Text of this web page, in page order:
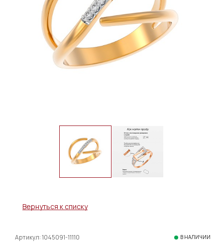
Вернуться к списку
Артикул: 1045091-11110 В НАЛИЧИИ